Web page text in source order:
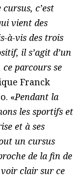
c’est
vient des
à-vis des trois
il s’agit d’un
ce parcours se
Franck
«Pendant la
les sportifs et
et à ses
un cursus
de la fin de
clair sur ce